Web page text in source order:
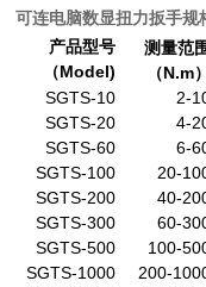
可连电脑数显扭力扳手规
产品型号
（Model)
测量范
（N.m
SGTS-10
2-
SGTS-20
4-
SGTS-60
6-
SGTS-100
20-
SGTS-200
40-
SGTS-300
60-
SGTS-500
100-
SGTS-1000
200-